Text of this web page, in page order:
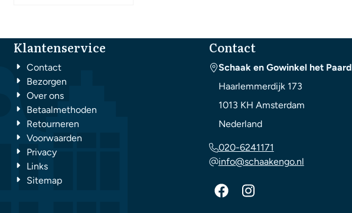
Klantenservice
Contact
Bezorgen
Over ons
Betaalmethoden
Retourneren
Voorwaarden
Privacy
Links
Sitemap
Contact
Schaak en Gowinkel het Paard
Haarlemmerdijk 173
1013 KH Amsterdam
Nederland
020-6241171
info@schaakengo.nl